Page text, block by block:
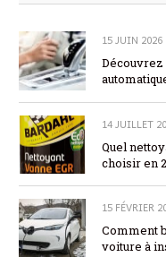
15 JUIN 2026
Découvrez
14 JUILLET
Quel
choisir en
15 FÉVRIER
Comment
voiture à